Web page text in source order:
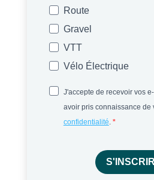
Route
Gravel
VTT
Vélo Électrique
J'accepte de recevoir vos
avoir pris connaissance de
confidentialité.